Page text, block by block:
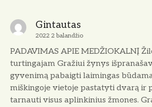
Gintautas
2022 2 balandžio
PADAVIMAS APIE MEDŽIOKALNĮ
turtingajam Gražiui žynys
gyvenimą pabaigti laimingas
miškingoje vietoje pastatyti dvarą ir
tarnauti visus aplinkinius žmones.